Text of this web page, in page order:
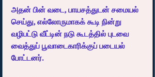
அதன் பின் வடை, பாயசத்துடன் சமையல்
செய்து, எல்லோருமாகக் கூடி நின்று
வழிபட்டு வீட்டின் நடு கூடத்தில் புடவை
வைத்துப் பூவாடைகாரிக்குப் படையல்
போட்டனர்.